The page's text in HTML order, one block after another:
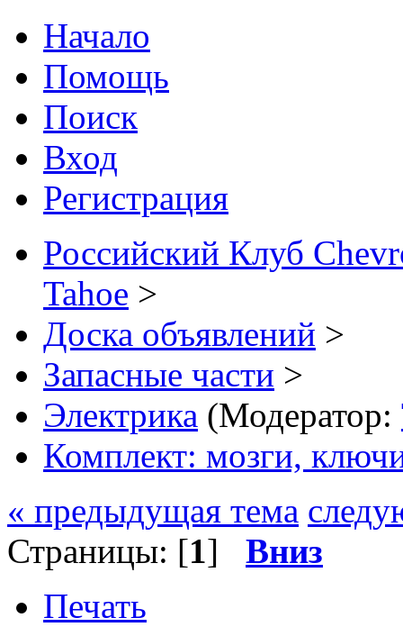
Начало
Помощь
Поиск
Вход
Регистрация
Российский Клуб
Tahoe >
Доска объявлений >
Запасные части >
Электрика (Модератор:
Комплект: мозги,
« предыдущая тема
Страницы: [1] Вниз
Печать